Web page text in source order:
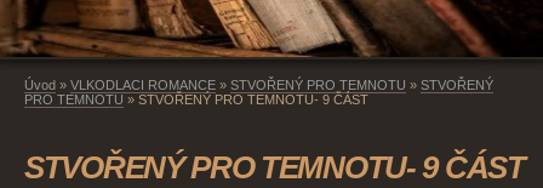
Úvod » VLKODLACI ROMANCE » STVOŘENÝ PRO TEMNOTU » STVOŘENÝ
PRO TEMNOTU » STVOŘENÝ PRO TEMNOTU- 9 ČÁST
STVOŘENÝ PRO TEMNOTU- 9 ČÁST